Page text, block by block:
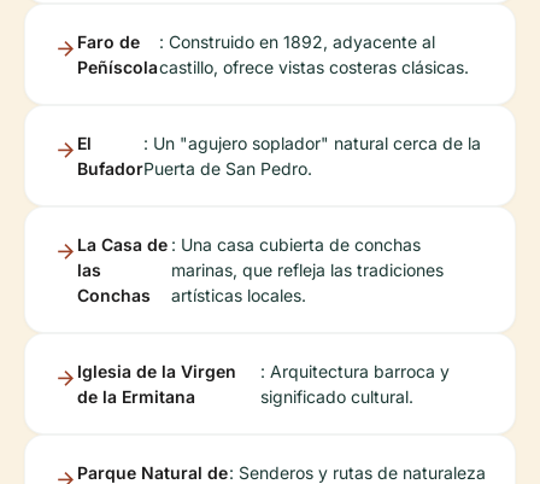
Faro de
Peñíscola
: Construido en 1892, adyacente al
castillo, ofrece vistas costeras clásicas.
El
Bufador
: Un "agujero soplador" natural cerca de la
Puerta de San Pedro.
La Casa de
las
Conchas
: Una casa cubierta de conchas
marinas, que refleja las tradiciones
artísticas locales.
Iglesia de la Virgen
de la Ermitana
: Arquitectura barroca y
significado cultural.
Parque Natural de: Senderos y rutas de naturaleza